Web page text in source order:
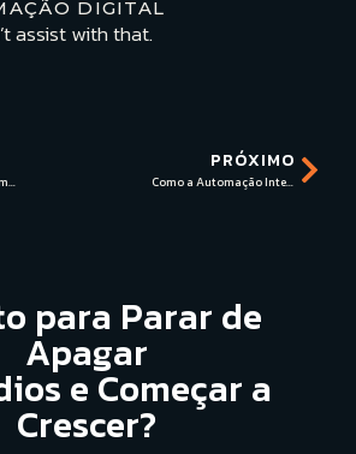
DIGITAL
assist with that.
8 Vantagens da Automação de Negócios com Inteligência Artificial
PRÓXIMO
Como a Automação Inteligente Aumenta a Produtividade Empresarial
o para Parar de
Apagar
ios eComeçar a
Crescer?